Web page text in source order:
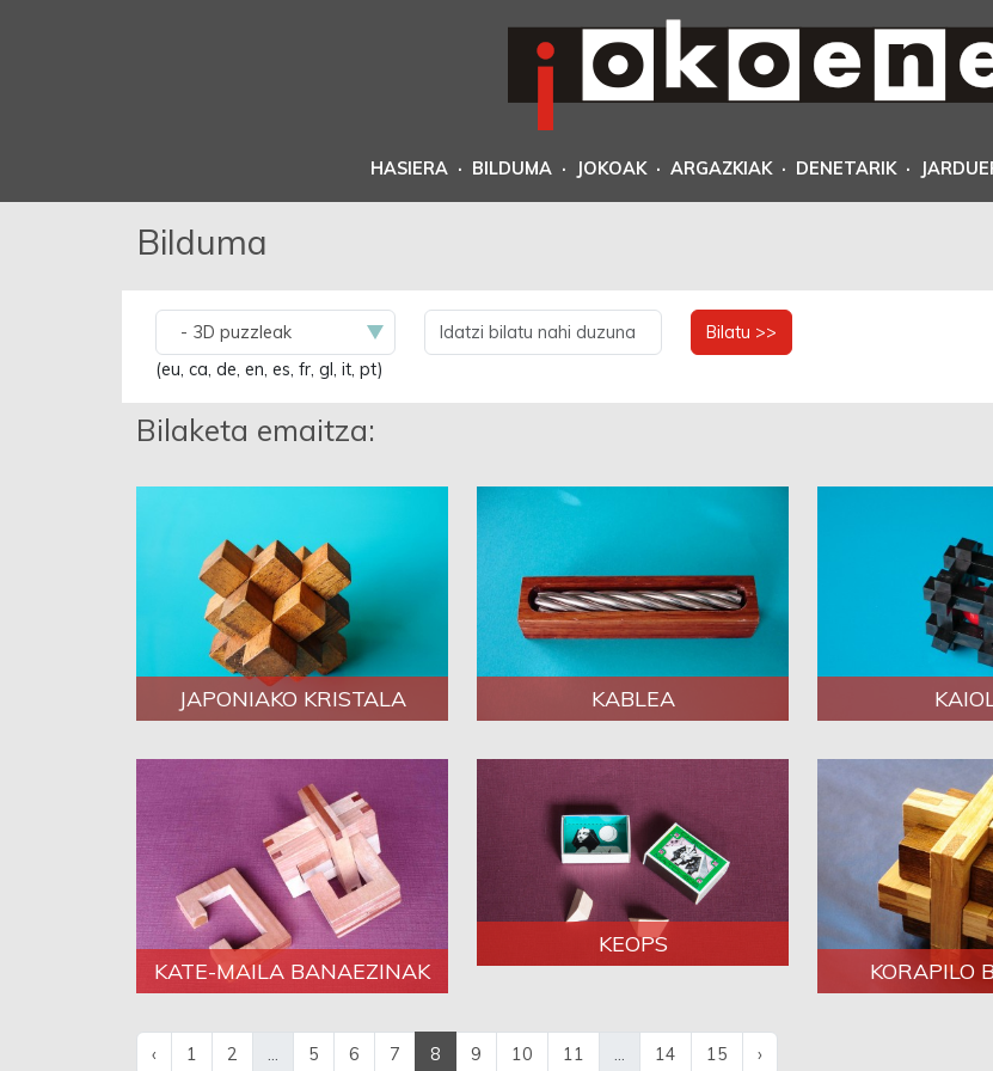
HASIERA · BILDUMA · JOKOAK · ARGAZKIAK · DENETARIK ·
Bilduma
Bilatu >>
(eu, ca, de, en, es, fr, gl, it, pt)
Bilaketa emaitza:
JAPONIAKO KRISTALA KABLEA
KATE-MAILA BANAEZINAK
KEOPS
KORAPILO
‹ 1 2 5 6 7 8 9 10 11 14 15 ›